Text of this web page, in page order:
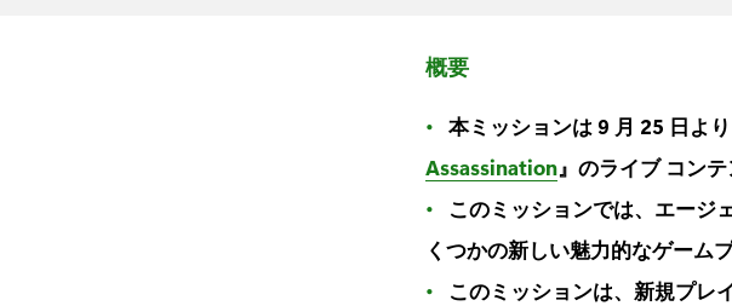
概要
本ミッションは 9 月 25 日よ
Assassination』のライブ コン
このミッションでは、エージ
くつかの新しい魅力的なゲーム
このミッションは、新規プレ